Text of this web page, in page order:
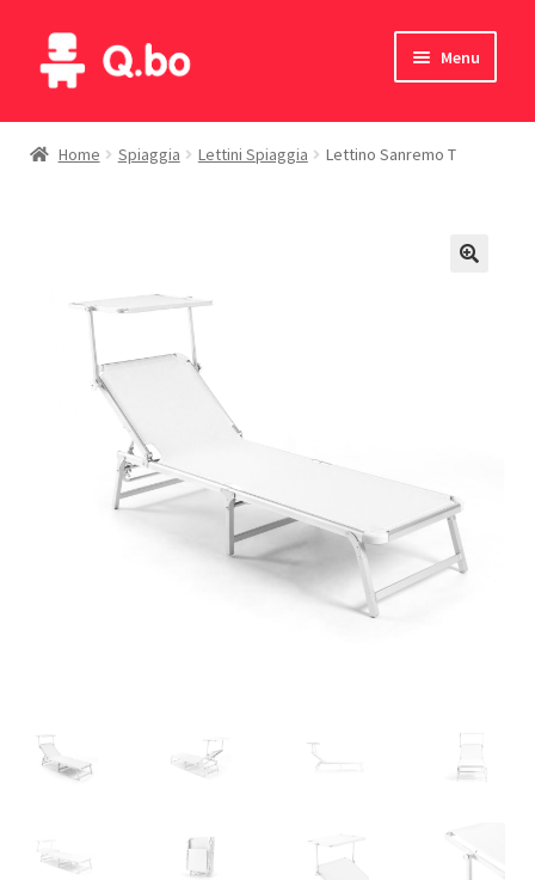
Vai
alla
Vai
al
Menu
Home
Catalogo
Contatti
Il mio account
Home Spiaggia Lettini Spiaggia Lettino Sanremo T